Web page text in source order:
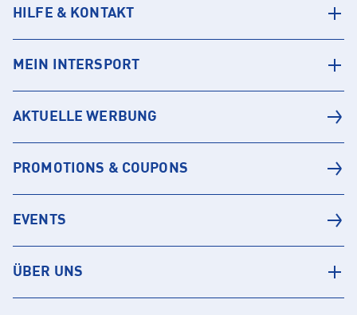
HILFE & KONTAKT
MEIN INTERSPORT
AKTUELLE WERBUNG
PROMOTIONS & COUPONS
EVENTS
ÜBER UNS